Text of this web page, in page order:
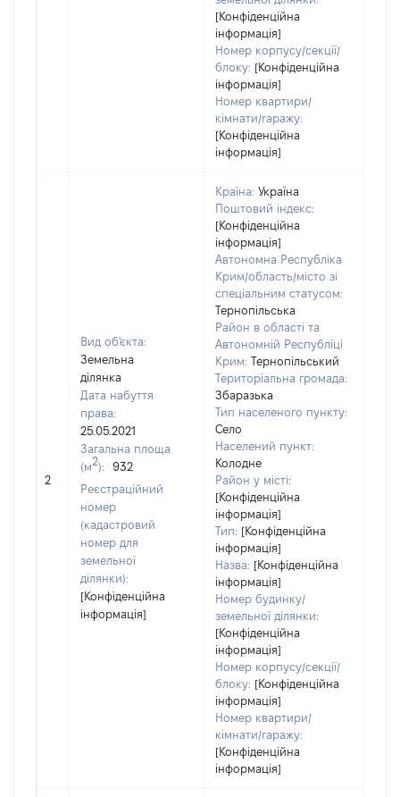
[Конфіденційна
інформація]
Номер корпусу/секції/
блоку: [Конфіденційна
інформація]
Номер квартири/
кімнати/гаражу:
[Конфіденційна
інформація]
2
Вид об'єкта:
Земельна
ділянка
Дата набуття
права:
25.05.2021
Загальна площа
(м2):
932
Реєстраційний
номер
(кадастровий
номер для
земельної
ділянки):
[Конфіденційна
інформація]
Країна: Україна
Поштовий індекс:
[Конфіденційна
інформація]
Автономна Республіка
Крим/область/місто зі
спеціальним статусом:
Тернопільська
Район в області та
Автономній Республіці
Крим: Тернопільський
Територіальна громада:
Збаразька
Тип населеного пункту:
Село
Населений пункт:
Колодне
Район у місті:
[Конфіденційна
інформація]
Тип: [Конфіденційна
інформація]
Назва: [Конфіденційна
інформація]
Номер будинку/
земельної ділянки:
[Конфіденційна
інформація]
Номер корпусу/секції/
блоку: [Конфіденційна
інформація]
Номер квартири/
кімнати/гаражу:
[Конфіденційна
інформація]